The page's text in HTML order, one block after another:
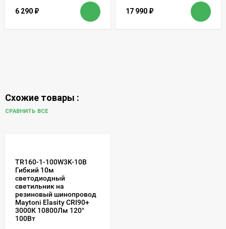
6 290 ₽ 17 990 ₽
Схожие товары :
СРАВНИТЬ ВСЕ
TR160-1-100W3K-10B
Гибкий 10м
светодиодный
светильник на
резиновый шинопровод
Maytoni Elasity CRI90+
3000К 10800Лм 120°
100Вт